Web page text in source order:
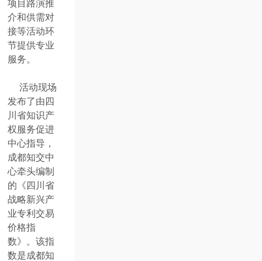
项目路演推
介和供需对
接等活动环
节提供专业
服务。
活动现场
发布了由四
川省知识产
权服务促进
中心指导，
成都知交中
心牵头编制
的《四川省
战略新兴产
业专利交易
价格指
数》。该指
数是成都知